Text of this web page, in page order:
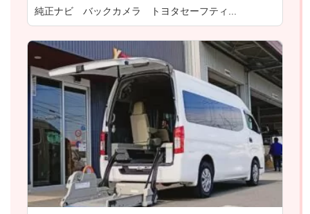
純正ナビ バックカメラ トヨタセーフティ...